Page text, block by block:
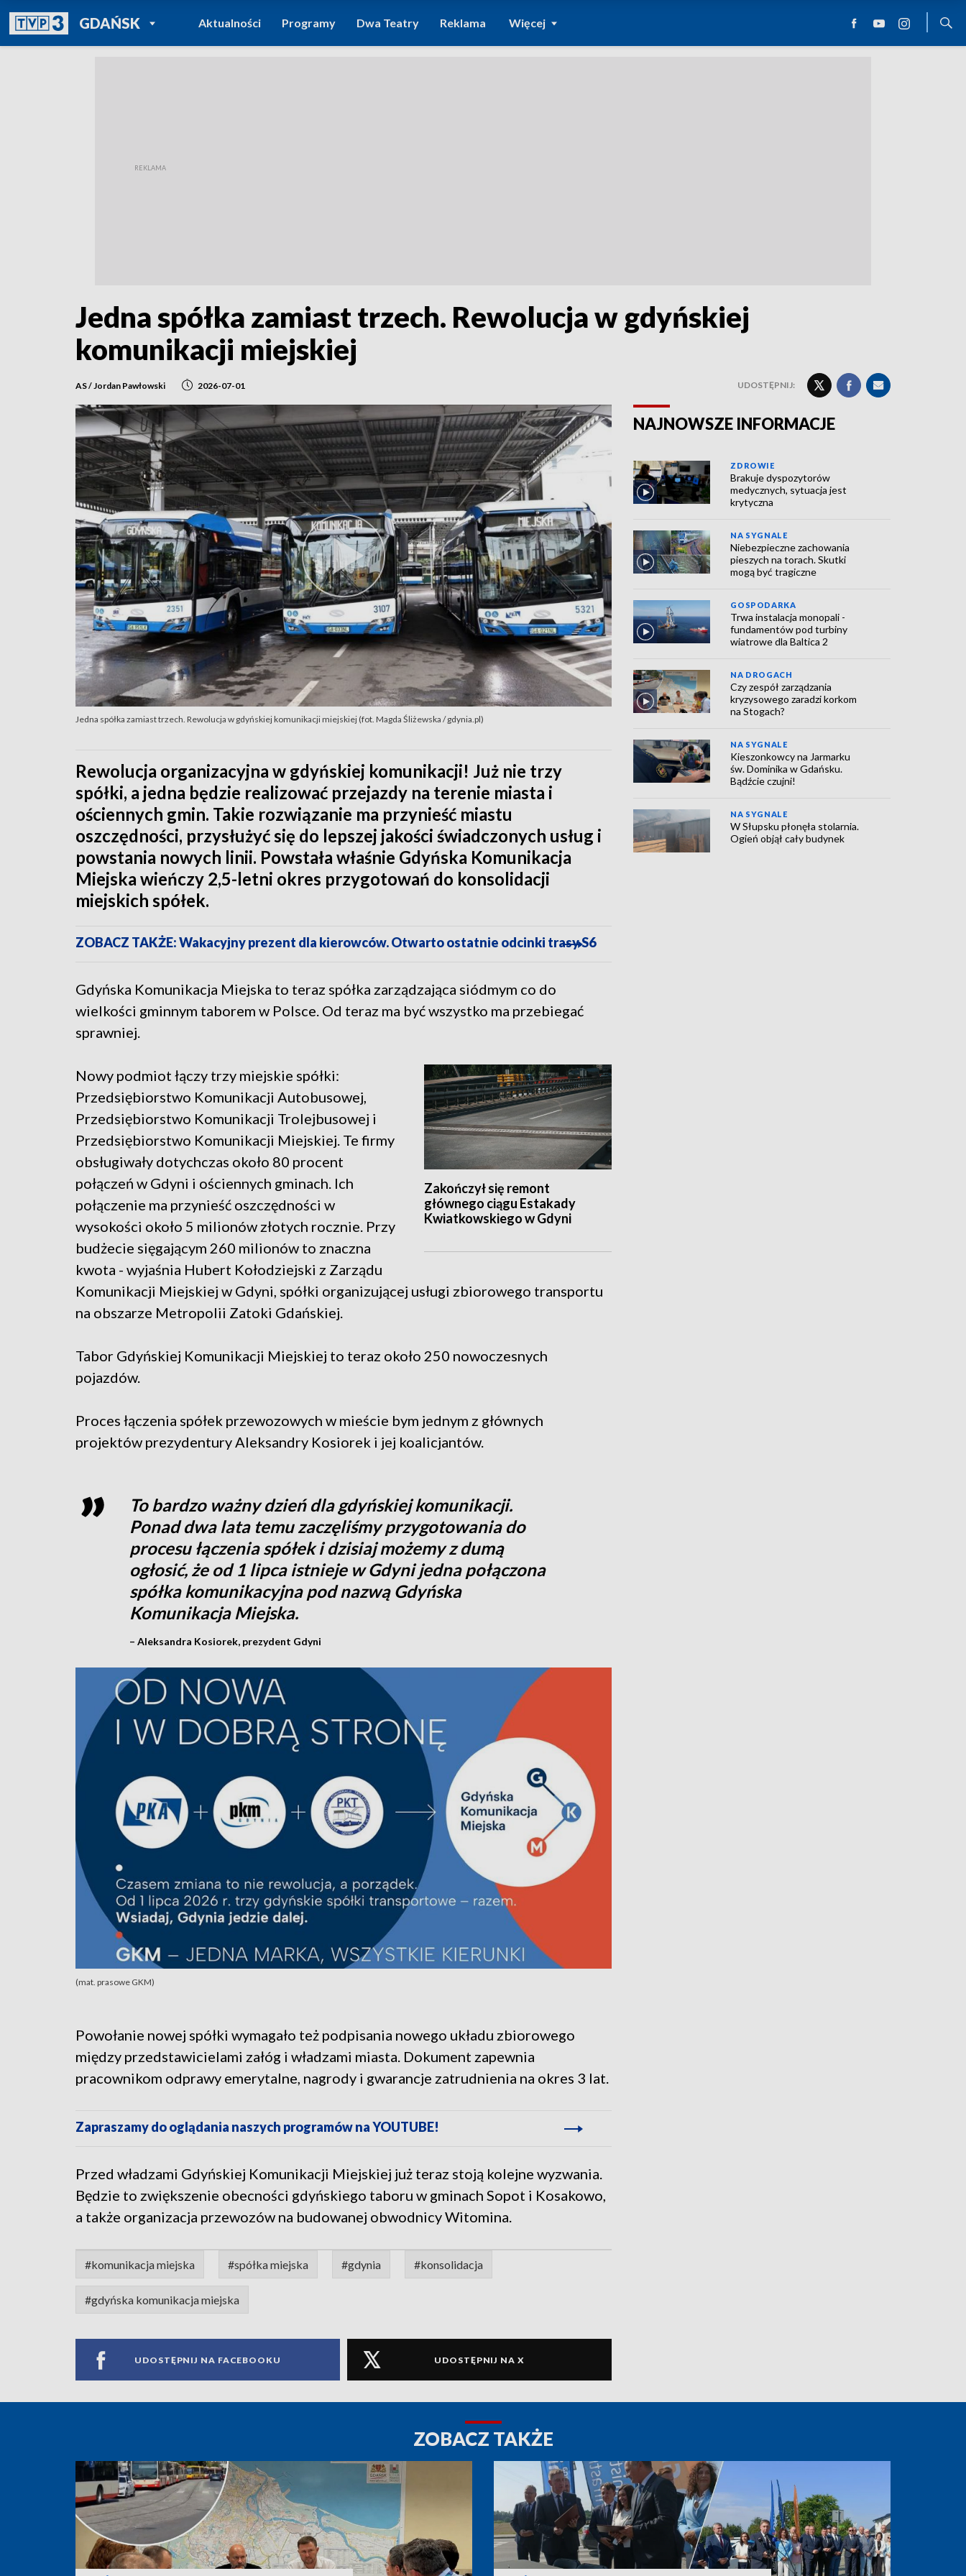
GDAŃSKPOWRÓT DO
TVP REGIONY
Aktualności Programy Dwa Teatry Reklama Więcej
Jedna spółka zamiast trzech. Rewolucja w gdyńskiej
komunikacji miejskiej
AS / Jordan Pawłowski 2026-07-01 UDOSTĘPNIJ:
Jedna spółka zamiast trzech. Rewolucja w gdyńskiej komunikacji miejskiej (fot. Magda Śliżewska / gdynia.pl)
Rewolucja organizacyjna w gdyńskiej komunikacji! Już nie trzy
spółki, a jedna będzie realizować przejazdy na terenie miasta i
ościennych gmin. Takie rozwiązanie ma przynieść miastu
oszczędności, przysłużyć się do lepszej jakości świadczonych usług i
powstania nowych linii. Powstała właśnie Gdyńska Komunikacja
Miejska wieńczy 2,5-letni okres przygotowań do konsolidacji
miejskich spółek.
ZOBACZ TAKŻE: Wakacyjny prezent dla kierowców. Otwarto ostatnie odcinki trasy S6
Gdyńska Komunikacja Miejska to teraz spółka zarządzająca siódmym co do
wielkości gminnym taborem w Polsce. Od teraz ma być wszystko ma przebiegać
sprawniej.
Zakończył się remont
głównego ciągu Estakady
Kwiatkowskiego w Gdyni
Nowy podmiot łączy trzy miejskie spółki:
Przedsiębiorstwo Komunikacji Autobusowej,
Przedsiębiorstwo Komunikacji Trolejbusowej i
Przedsiębiorstwo Komunikacji Miejskiej. Te firmy
obsługiwały dotychczas około 80 procent
połączeń w Gdyni i ościennych gminach. Ich
połączenie ma przynieść oszczędności w
wysokości około 5 milionów złotych rocznie. Przy
budżecie sięgającym 260 milionów to znaczna
kwota - wyjaśnia Hubert Kołodziejski z Zarządu
Komunikacji Miejskiej w Gdyni, spółki organizującej usługi zbiorowego transportu
na obszarze Metropolii Zatoki Gdańskiej.
Tabor Gdyńskiej Komunikacji Miejskiej to teraz około 250 nowoczesnych
pojazdów.
Proces łączenia spółek przewozowych w mieście bym jednym z głównych
projektów prezydentury Aleksandry Kosiorek i jej koalicjantów.
To bardzo ważny dzień dla gdyńskiej komunikacji.
Ponad dwa lata temu zaczęliśmy przygotowania do
procesu łączenia spółek i dzisiaj możemy z dumą
ogłosić, że od 1 lipca istnieje w Gdyni jedna połączona
spółka komunikacyjna pod nazwą Gdyńska
Komunikacja Miejska.
– Aleksandra Kosiorek, prezydent Gdyni
(mat. prasowe GKM)
Powołanie nowej spółki wymagało też podpisania nowego układu zbiorowego
między przedstawicielami załóg i władzami miasta. Dokument zapewnia
pracownikom odprawy emerytalne, nagrody i gwarancje zatrudnienia na okres 3 lat.
Zapraszamy do oglądania naszych programów na YOUTUBE!
Przed władzami Gdyńskiej Komunikacji Miejskiej już teraz stoją kolejne wyzwania.
Będzie to zwiększenie obecności gdyńskiego taboru w gminach Sopot i Kosakowo,
a także organizacja przewozów na budowanej obwodnicy Witomina.
#komunikacja miejska #spółka miejska #gdynia #konsolidacja
#gdyńska komunikacja miejska
UDOSTĘPNIJ NA FACEBOOKU UDOSTĘPNIJ NA X
NAJNOWSZE INFORMACJE
ZDROWIE
Brakuje dyspozytorów
medycznych, sytuacja jest
krytyczna
NA SYGNALE
Niebezpieczne zachowania
pieszych na torach. Skutki
mogą być tragiczne
GOSPODARKA
Trwa instalacja monopali -
fundamentów pod turbiny
wiatrowe dla Baltica 2
NA DROGACH
Czy zespół zarządzania
kryzysowego zaradzi korkom
na Stogach?
NA SYGNALE
Kieszonkowcy na Jarmarku
św. Dominika w Gdańsku.
Bądźcie czujni!
NA SYGNALE
W Słupsku płonęła stolarnia.
Ogień objął cały budynek
ZOBACZ TAKŻE